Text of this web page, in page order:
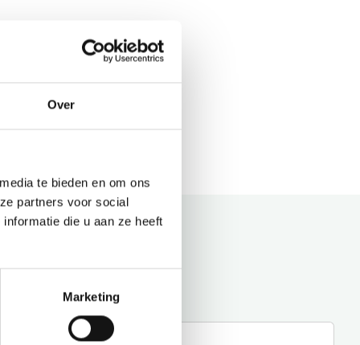
Over
te bieden en om ons
partners voor social
die u aan ze heeft
Marketing